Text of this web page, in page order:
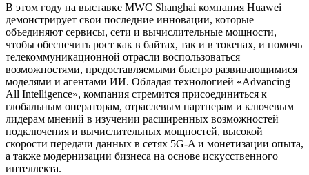
В этом году на выставке MWC Shanghai компания Huawei
демонстрирует свои последние инновации, которые
объединяют сервисы, сети и вычислительные мощности,
чтобы обеспечить рост как в байтах, так и в токенах, и помочь
телекоммуникационной отрасли воспользоваться
возможностями, предоставляемыми быстро развивающимися
моделями и агентами ИИ. Обладая технологией «Advancing
All Intelligence», компания стремится присоединиться к
глобальным операторам, отраслевым партнерам и ключевым
лидерам мнений в изучении расширенных возможностей
подключения и вычислительных мощностей, высокой
скорости передачи данных в сетях 5G-A и монетизации опыта,
а также модернизации бизнеса на основе искусственного
интеллекта.